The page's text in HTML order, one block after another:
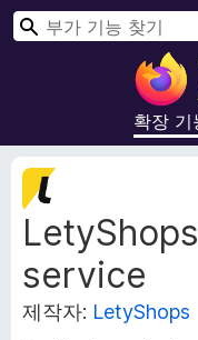
확장 기
검
service
제작자: LetyShops
확
장
메
타
데
이
터